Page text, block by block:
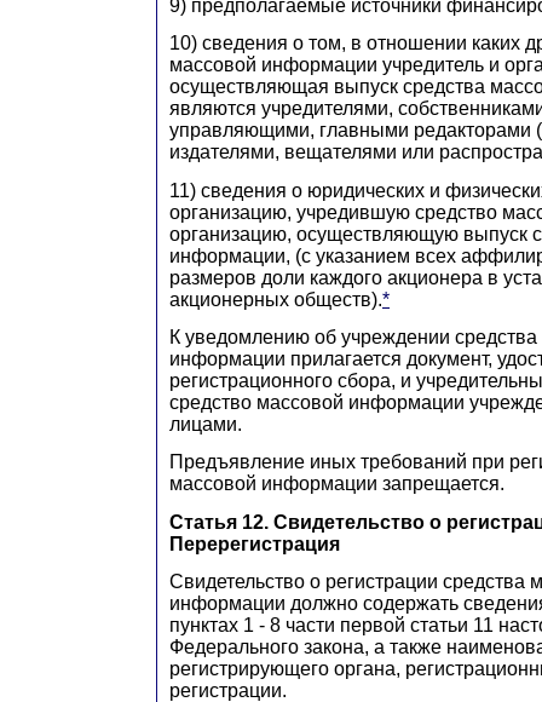
9) предполагаемые источники
10) сведения о том, в отношении каких
массовой информации учредитель и
осуществляющая выпуск средства
являются учредителями,
управляющими, главными редакторами
издателями, вещателями или
11) сведения о юридических и
организацию, учредившую средство
организацию, осуществляющую выпуск
информации, (с указанием всех
размеров доли каждого акционера в
акционерных обществ).*
К уведомлению об учреждении
информации прилагается документ,
регистрационного сбора, и
средство массовой информации
лицами.
Предъявление иных требований при
массовой информации запрещается.
Статья 12. Свидетельство о
Перерегистрация
Свидетельство о регистрации средства
информации должно содержать
пунктах 1 - 8 части первой статьи 11
Федерального закона, а также
регистрирующего органа,
регистрации.